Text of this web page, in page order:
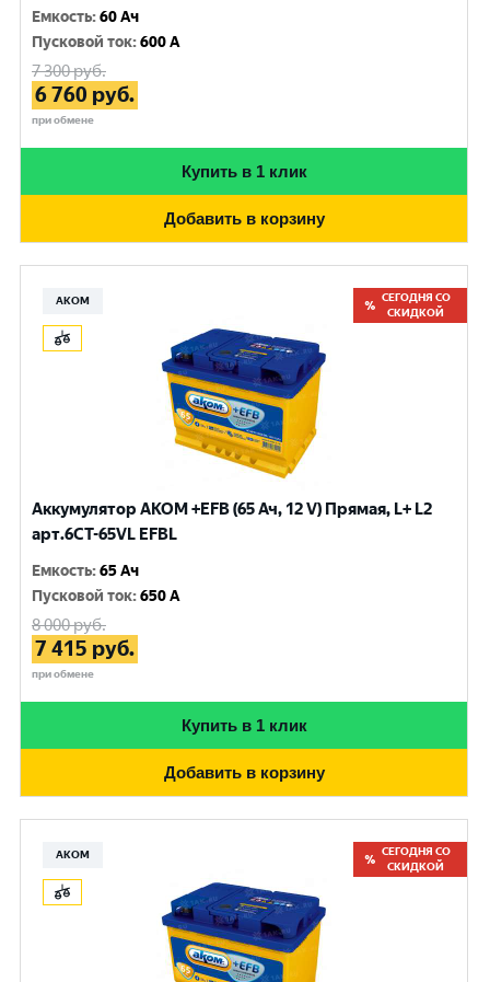
Емкость:60 Ач
Пусковой ток:600 A
7 300руб.
6 760 руб.
при обмене
Купить в 1 клик
Добавить в корзину
АКОМ
СЕГОДНЯ СО
СКИДКОЙ
Аккумулятор AKOM +EFB (65 Ач, 12 V) Прямая, L+ L2
арт.6СТ-65VL EFBL
Емкость:65 Ач
Пусковой ток:650 A
8 000руб.
7 415 руб.
при обмене
Купить в 1 клик
Добавить в корзину
АКОМ
СЕГОДНЯ СО
СКИДКОЙ